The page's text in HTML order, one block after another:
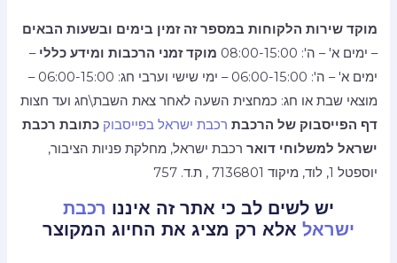
מוקד שירות הלקוחות במספר זה זמין בימים ובשעות הבאים
– ימים א' – ה': 08:00-15:00
מוקד זמני הרכבות ומידע כללי–
ימים א' – ה': 06:00-15:00 – ימי שישי וערבי חג: 06:00-15:00 –
מוצאי שבת או חג: כמחצית השעה לאחר צאת השבת\חג ועד חצות
דף הפייסבוק של הרכבת רכבת ישראל בפייסבוק כתובת רכבת
ישראל למשלוחי דואררכבת ישראל, מחלקת פניות הציבור,
יוספטל 1, לוד, מיקוד 7136801 , ת.ד. 757
יש לשים לב כי אתר זה איננורכבת
ישראלאלא רק מציג את החיוג המקוצר